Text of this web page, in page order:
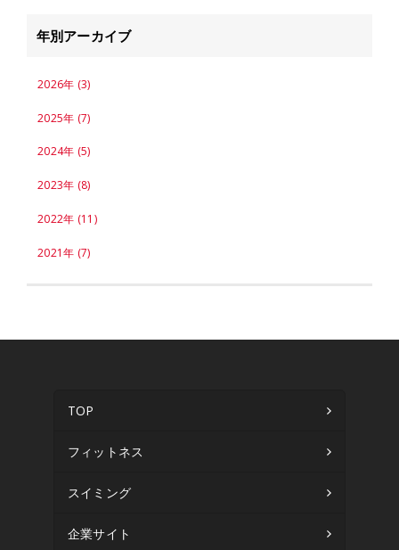
年別アーカイブ
2026年 (3)
2025年 (7)
2024年 (5)
2023年 (8)
2022年 (11)
2021年 (7)
TOP
フィットネス
スイミング
企業サイト